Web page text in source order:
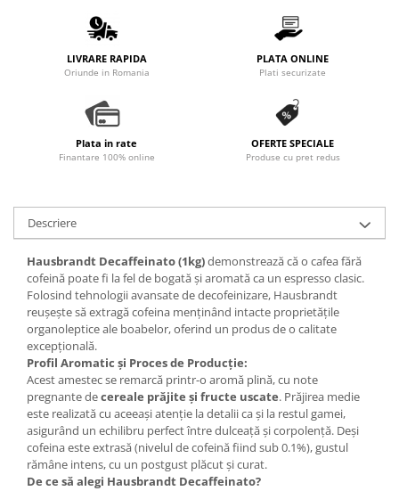
Piese schimb espressoare
Accesorii si intretinere
Altele
LIVRARE RAPIDA
Oriunde in Romania
PLATA ONLINE
Plati securizate
Plata in rate
Finantare 100% online
OFERTE SPECIALE
Produse cu pret redus
Descriere
Hausbrandt Decaffeinato (1kg)demonstrează că o cafea fără
cofeină poate fi la fel de bogată și aromată ca un espresso clasic.
Folosind tehnologii avansate de decofeinizare, Hausbrandt
reușește să extragă cofeina menținând intacte proprietățile
organoleptice ale boabelor, oferind un produs de o calitate
excepțională.
Profil Aromatic și Proces de Producție:
Acest amestec se remarcă printr-o aromă plină, cu note
pregnante decereale prăjite și fructe uscate. Prăjirea medie
este realizată cu aceeași atenție la detalii ca și la restul gamei,
asigurând un echilibru perfect între dulceață și corpolență. Deși
cofeina este extrasă (nivelul de cofeină fiind sub 0.1%), gustul
rămâne intens, cu un postgust plăcut și curat.
De ce să alegi Hausbrandt Decaffeinato?